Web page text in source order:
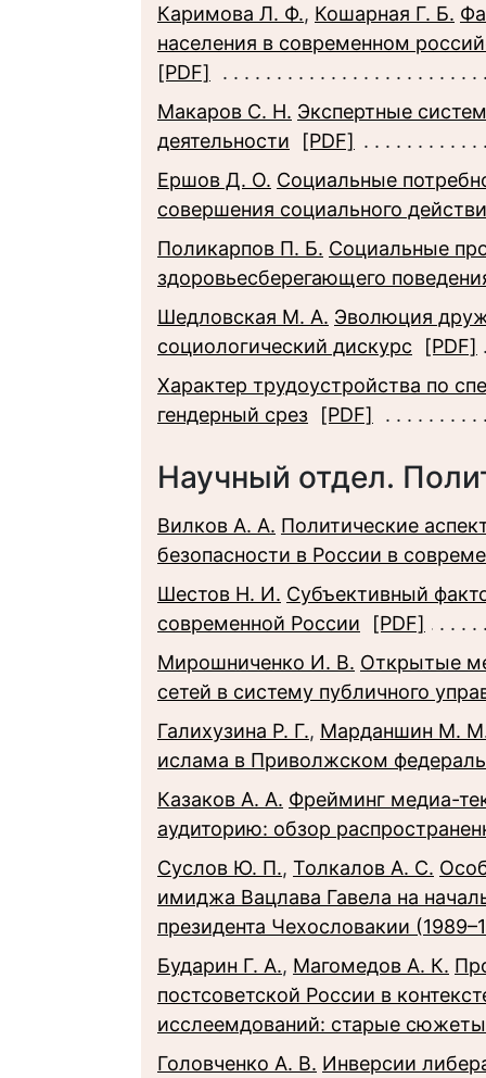
Каримова Л. Ф., Кошарная Г. Б.
населения в современном
[PDF]
Макаров С. Н. Экспертные
деятельности
[PDF]
Ершов Д. О. Социальные
совершения социального
Поликарпов П. Б. Социальные
здоровьесберегающего
Шедловская М. А. Эволюция
социологический дискурс
[PDF]
Характер трудоустройства по
гендерный срез
[PDF]
Научный отдел.
Вилков А. А. Политические
безопасности в России в
Шестов Н. И. Субъективный
современной России
[PDF]
Мирошниченко И. В. Открытые
сетей в систему публичного
Галихузина Р. Г., Марданшин М.
ислама в Приволжском
Казаков А. А. Фрейминг медиа-
аудиторию: обзор
Суслов Ю. П., Толкалов А. С.
имиджа Вацлава Гавела на
президента Чехословакии
Бударин Г. А., Магомедов А. К.
постсоветской России в
исслеемдований: старые
Головченко А. В. Инверсии